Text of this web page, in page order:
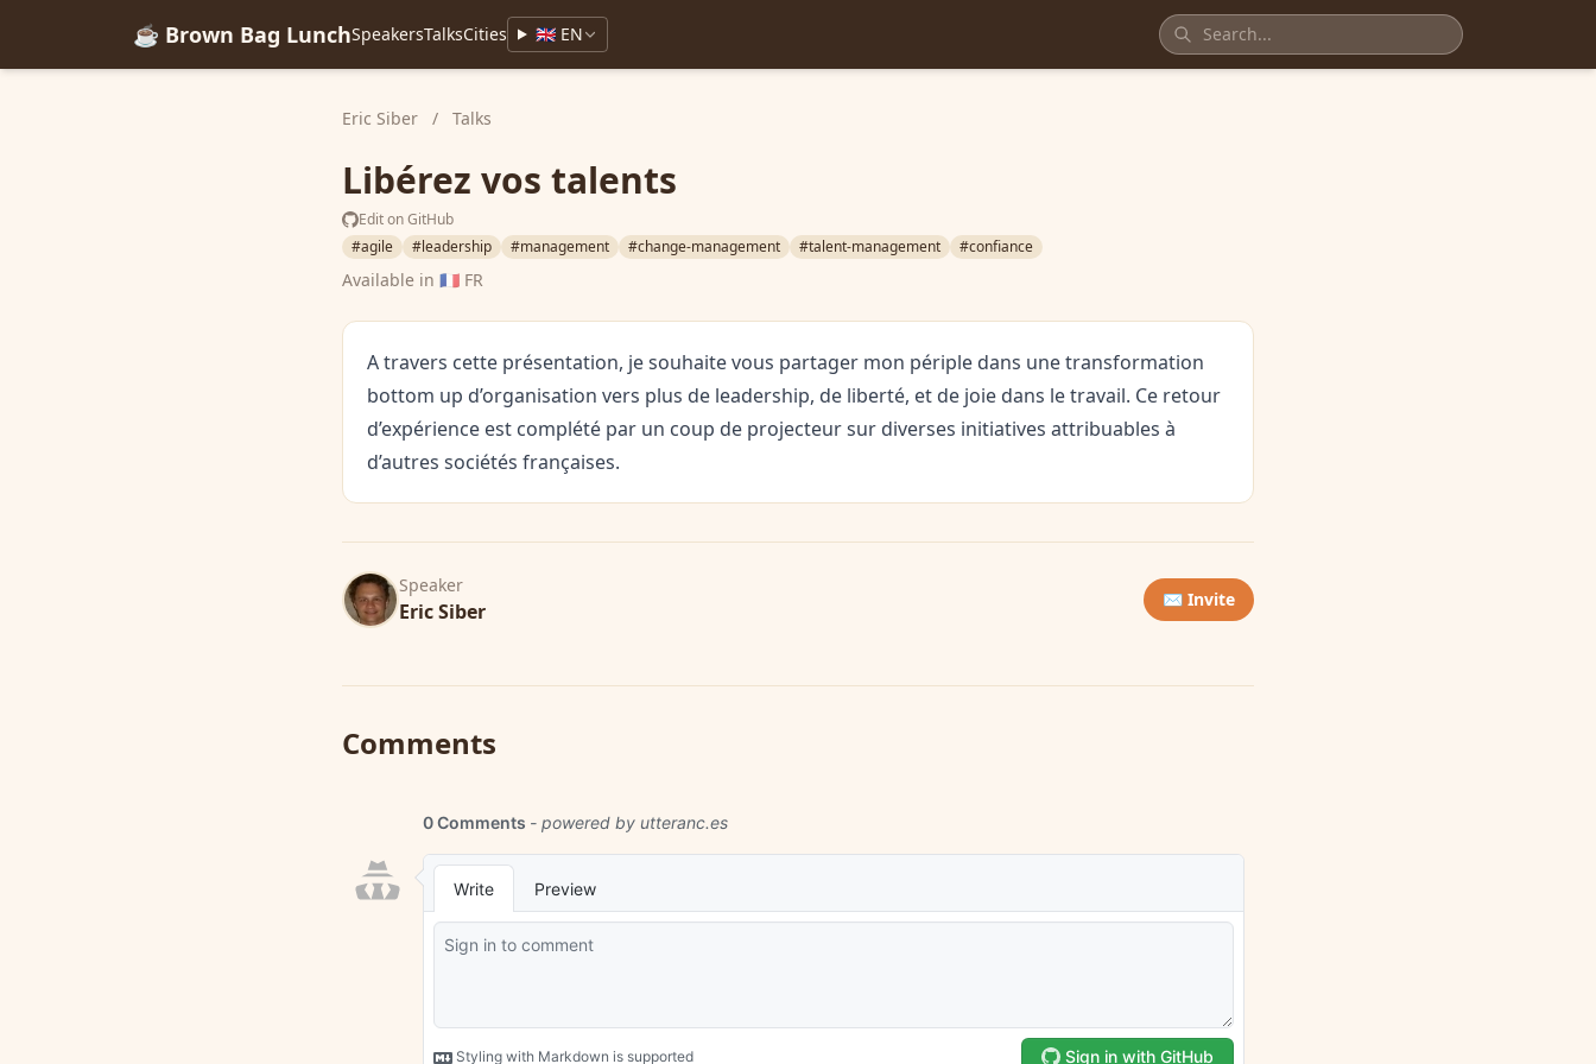
☕ Brown Bag LunchSpeakersTalksCities 🇬🇧 EN
Eric Siber / Talks
Libérez vos talents
Edit on GitHub
#agile
#leadership #management #change-management #talent-management #confiance
Available in 🇫🇷 FR
A travers cette présentation, je souhaite vous partager mon périple dans une transformation
bottom up d’organisation vers plus de leadership, de liberté, et de joie dans le travail. Ce retour
d’expérience est complété par un coup de projecteur sur diverses initiatives attribuables à
d’autres sociétés françaises.
Speaker
Eric Siber ✉️ Invite
Comments